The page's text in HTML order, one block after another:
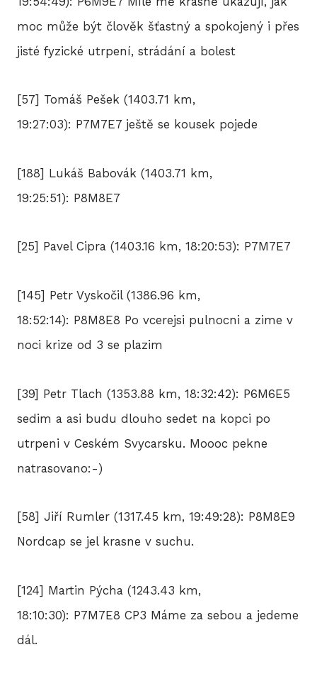
moc může být člověk šťastný a spokojený i přes
jisté fyzické utrpení, strádání a bolest
[57] Tomáš Pešek (1403.71 km,
19:27:03): P7M7E7 ještě se kousek pojede
[188] Lukáš Babovák (1403.71 km,
19:25:51): P8M8E7
[25] Pavel Cipra (1403.16 km, 18:20:53): P7M7E7
[145] Petr Vyskočil (1386.96 km,
18:52:14): P8M8E8 Po vcerejsi pulnocni a zime v
noci krize od 3 se plazim
[39] Petr Tlach (1353.88 km, 18:32:42): P6M6E5
sedim a asi budu dlouho sedet na kopci po
utrpeni v Ceském Svycarsku. Moooc pekne
natrasovano:-)
[58] Jiří Rumler (1317.45 km, 19:49:28): P8M8E9
Nordcap se jel krasne v suchu.
[124] Martin Pýcha (1243.43 km,
18:10:30): P7M7E8 CP3 Máme za sebou a jedeme
dál.